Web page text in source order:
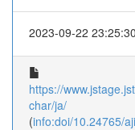
2023-09-22 23:25:30
https://
char/ja/
(info:doi/10.24765/